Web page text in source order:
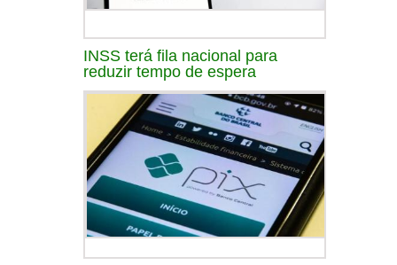
INSS terá fila nacional para
reduzir tempo de espera